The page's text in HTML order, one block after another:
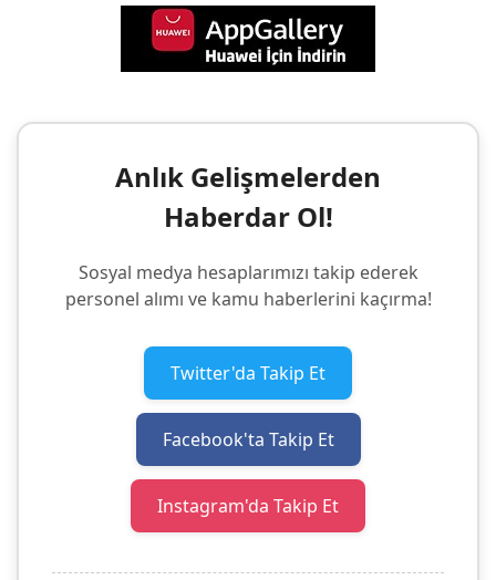
Anlık Gelişmelerden
Haberdar Ol!
Sosyal medya hesaplarımızı takip ederek
personel alımı ve kamu haberlerini kaçırma!
Twitter'da Takip Et
Facebook'ta Takip Et
Instagram'da Takip Et